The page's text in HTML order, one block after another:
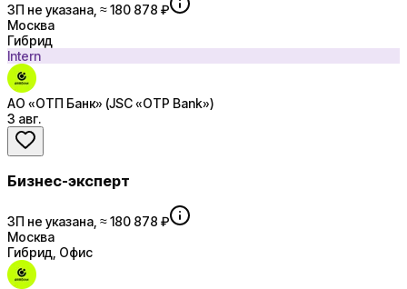
ЗП не указана, ≈ 180 878 ₽
Москва
Гибрид
Intern
АО «ОТП Банк» (JSC «OTP Bank»)
3 авг.
Бизнес-эксперт
ЗП не указана, ≈ 180 878 ₽
Москва
Гибрид, Офис